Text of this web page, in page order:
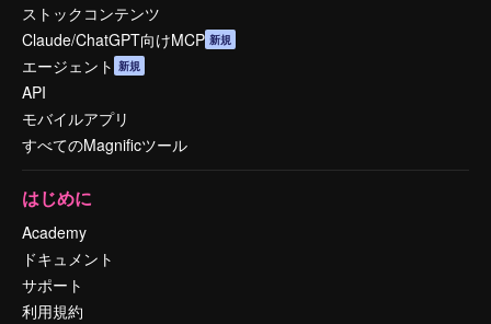
ストックコンテンツ
Claude/ChatGPT向けMCP 新規
エージェント 新規
API
モバイルアプリ
すべてのMagnificツール
はじめに
Academy
ドキュメント
サポート
利用規約